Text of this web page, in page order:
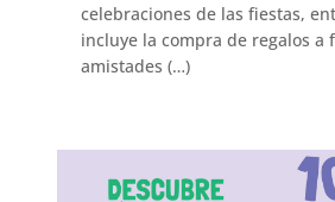
celebraciones de las fiestas,
incluye la compra de regalos a
amistades (…)